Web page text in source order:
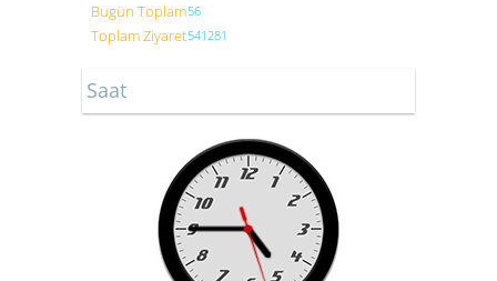
Bugün Toplam56
Toplam Ziyaret541281
Saat